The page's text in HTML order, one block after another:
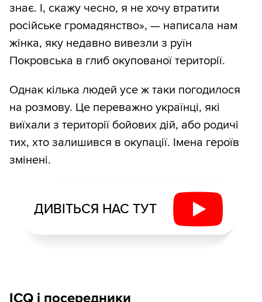
знає. І, скажу чесно, я не хочу втратити
російське громадянство», — написала нам
жінка, яку недавно вивезли з руїн
Покровська в глиб окупованої території.
Однак кілька людей усе ж таки погодилося
на розмову. Це переважно українці, які
виїхали з території бойових дій, або родичі
тих, хто залишився в окупації. Імена героїв
змінені.
ДИВІТЬСЯ НАС ТУТ
ICQ і посередники